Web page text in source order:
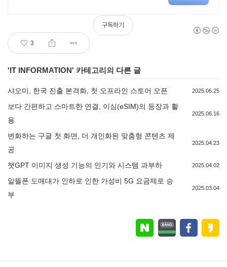
3
구독하기
'IT INFORMATION' 카테고리의 다른 글
샤오미, 한국 진출 본격화, 첫 오프라인 스토어 오픈 2025.06.25
보다 간편하고 스마트한 연결, 이심(eSIM)의 등장과 활
용
2025.06.16
변화하는 구글 첫 화면, 더 개인화된 맞춤형 콘텐츠 제
공
2025.04.23
챗GPT 이미지 생성 기능의 인기와 시스템 과부하 2025.04.02
알뜰폰 도매대가 인하로 인한 가성비 5G 요금제로 승
부
2025.03.04